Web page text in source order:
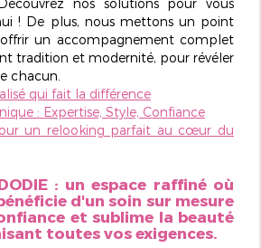
nos solutions pour vous
! De plus, nous mettons un point
un accompagnement complet
tradition et modernité, pour révéler
chacun.
qui fait la différence
: Expertise, Style, Confiance
un relooking parfait au cœur du
: un espace raffiné où
d'un soin sur mesure
et sublime la beauté
toutes vos exigences.